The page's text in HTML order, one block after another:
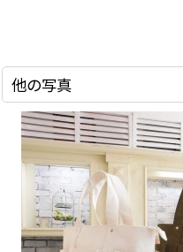
他の写真